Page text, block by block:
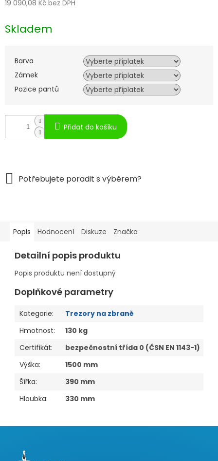
19 090,08 Kč bez DPH
cena:
Skladem
Barva
Zámek
Pozice pantů
Přidat do košíku
Popis Hodnocení Diskuze Značka
Detailní popis produktu
Popis produktu není dostupný
Doplňkové parametry
Kategorie:
Trezory na zbraně
Hmotnost:
130 kg
Certifikát:
bezpečnostní třída 0 (ČSN EN 1143-1)
Výška:
1500 mm
Šířka:
390 mm
Hloubka: 330 mm